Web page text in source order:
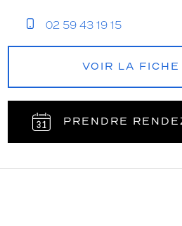
02 59 43 19 15
VOIR LA FICHE
PRENDRE